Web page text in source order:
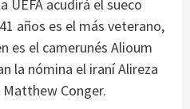
UEFA acudirá el sueco
años es el más veterano,
es el camerunés Alioum
la nómina el iraní Alireza
Matthew Conger.